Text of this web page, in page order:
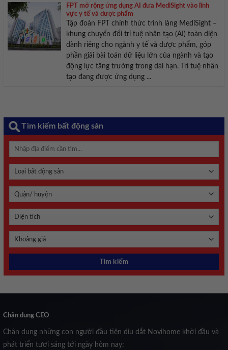
FPT mở rộng ứng dụng AI đưa MediSight vào lĩnh
vực y tế và dược phẩm
Tập đoàn FPT chính thức trình làng MediSight –
khung chuyển đổi trí tuệ nhân tạo (AI) toàn diện
dành riêng cho ngành y tế và dược phẩm, góp
phần giải bài toán dữ liệu lớn của ngành và tạo
động lực tăng trưởng trong dài hạn. Trí tuệ nhân
tạo đang được ứng dụng ...
Tìm kiếm bất động sản
Chân dung CEO
Chân dung những con người đầu tiên dìu dắt Novihome khởi đầu và
phát triển tươi sáng tới ngày hôm nay: